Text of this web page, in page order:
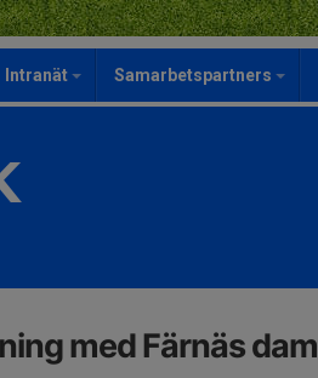
Intranät Samarbetspartners
med Färnäs dam